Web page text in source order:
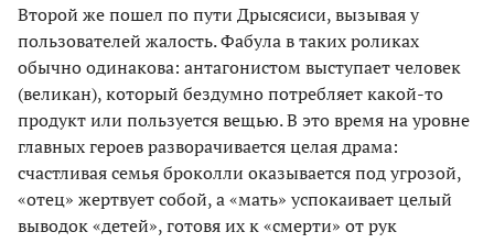
Второй же пошел по пути Дрысясиси, вызывая у
пользователей жалость. Фабула в таких роликах
обычно одинакова: антагонистом выступает человек
(великан), который бездумно потребляет какой-то
продукт или пользуется вещью. В это время на уровне
главных героев разворачивается целая драма:
счастливая семья броколли оказывается под угрозой,
«отец» жертвует собой, а «мать» успокаивает целый
выводок «детей», готовя их к «смерти» от рук